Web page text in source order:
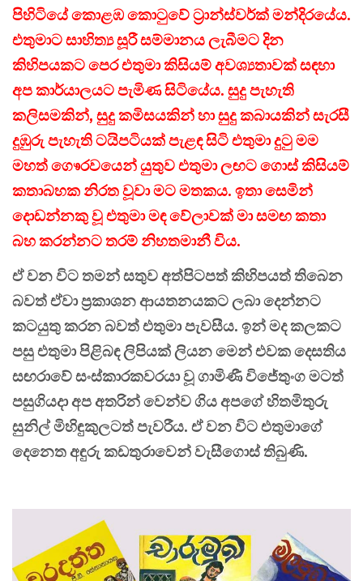
පිහිටියේ කොළඹ කොටුවේ ට්‍රාන්ස්වර්ක් මන්දිරයේය.
එතුමාට සාහිත්‍ය සූරී සම්මානය ලැබීමට දින
කිහිපයකට පෙර එතුමා කිසියම් අවශ්‍යතාවක් සඳහා
අප කාර්යාලයට පැමිණ සිටියේය. සුදු පැහැති
කලිසමකින්, සුදු කමිසයකින් හා සුදු කබායකින් සැරසී
දුඹුරු පැහැති ටයිපටියක් පැළඳ සිටි එතුමා දුටු මම
මහත් ගෙෳරවයෙන් යුතුව එතුමා ලඟට ගොස් කිසියම්
කතාබහක නිරත වූවා මට මතකය. ඉතා සෙමින්
දොඩන්නකු වූ එතුමා මඳ වේලාවක් මා සමඟ කතා
බහ කරන්නට තරම් නිහතමානී විය.
ඒ වන විට තමන් සතුව අත්පිටපත් කිහිපයත් තිබෙන
බවත් ඒවා ප්‍රකාශන ආයතනයකට ලබා දෙන්නට
කටයුතු කරන බවත් එතුමා පැවසීය. ඉන් මද කලකට
පසු එතුමා පිළිබඳ ලිපියක් ලියන මෙන් එවක දෙසතිය
සඟරාවේ සංස්කාරකවරයා වූ ගාමිණී විජේතුංග මටත්
පසුගියදා අප අතරින් වෙන්ව ගිය අපගේ හිතමිතුරු
සුනිල් මිහිඳුකුලටත් පැවරීය. ඒ වන විට එතුමාගේ
දෙනෙත අඳුරු කඩතුරාවෙන් වැසීගොස් තිබුණි.